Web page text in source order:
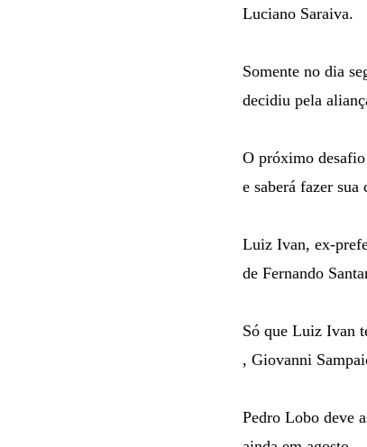
Luciano Saraiva.
Somente no dia
decidiu pela
O próximo desafio
e saberá fazer sua
Luiz Ivan, ex-
de Fernando
Só que Luiz Ivan
, Giovanni
Pedro Lobo deve